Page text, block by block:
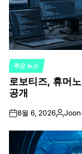
POSTED
IN
주요 뉴스
로보티즈, 휴머
공개
on8월 6, 2026Posted